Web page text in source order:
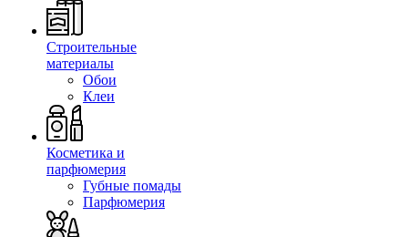
Строительные
материалы
Обои
Клеи
Косметика и
парфюмерия
Губные помады
Парфюмерия